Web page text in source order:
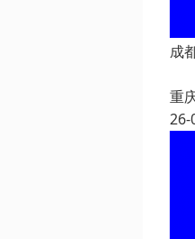
成
重
26-